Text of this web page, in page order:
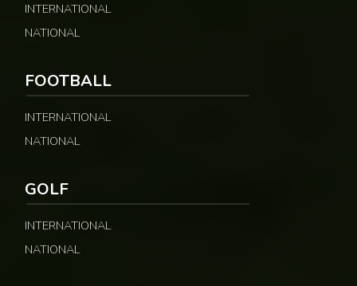
INTERNATIONAL
NATIONAL
FOOTBALL
INTERNATIONAL
NATIONAL
GOLF
INTERNATIONAL
NATIONAL